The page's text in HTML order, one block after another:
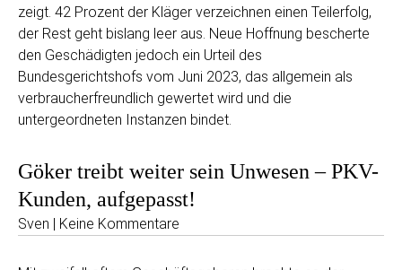
zeigt. 42 Prozent der Kläger verzeichnen einen Teilerfolg,
der Rest geht bislang leer aus. Neue Hoffnung bescherte
den Geschädigten jedoch ein Urteil des
Bundesgerichtshofs vom Juni 2023, das allgemein als
verbraucherfreundlich gewertet wird und die
untergeordneten Instanzen bindet.
Göker treibt weiter sein Unwesen – PKV-
Kunden, aufgepasst!
Sven | Keine Kommentare